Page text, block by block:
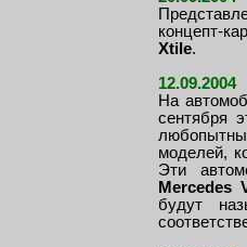
концепт-
Xtile.
12.09.2004
На
сентября
моделей,
Эти
Mercedes
будут